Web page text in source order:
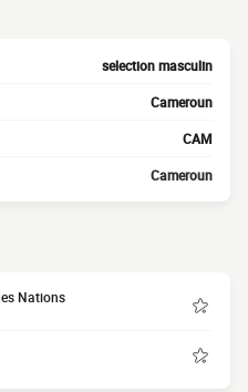
selection masculin
Cameroun
CAM
Cameroun
Nations